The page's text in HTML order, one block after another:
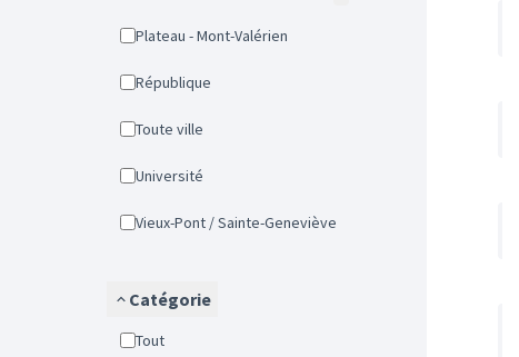
Plateau - Mont-Valérien
République
Toute ville
Université
Vieux-Pont / Sainte-Geneviève
Catégorie
Tout